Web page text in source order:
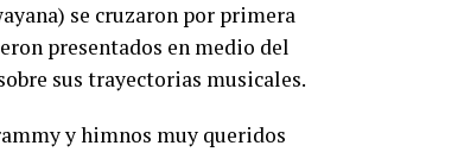
se cruzaron por primera
presentados en medio del
sus trayectorias musicales.
y himnos muy queridos